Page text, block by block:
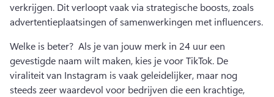
verkrijgen. Dit verloopt vaak via strategische boosts, zoals
Welke is beter? Als je van jouw merk in 24 uur een
gevestigde naam wilt maken, kies je voor TikTok. De
viraliteit van Instagram is vaak geleidelijker, maar nog
steeds zeer waardevol voor bedrijven die een krachtige,